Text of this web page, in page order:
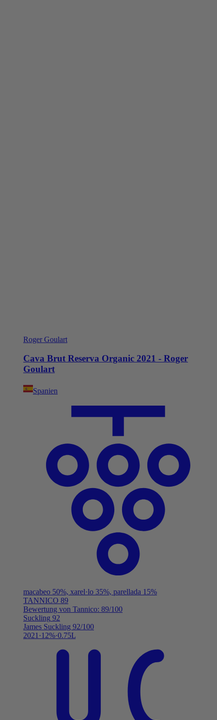
Roger Goulart
Cava Brut Reserva Organic 2021 - Roger
Goulart
Spanien
macabeo 50%, xarel·lo 35%, parellada 15%
TANNICO 89
Bewertung von Tannico: 89/100
Suckling 92
James Suckling 92/100
2021 12% 0.75L